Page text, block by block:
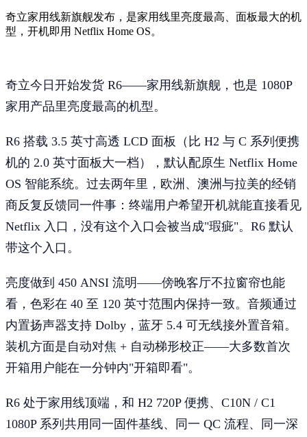
奇立家用线新旗舰发布，是家用线里亮度最高、面板最大的机
型，开机即用 Netflix Home OS。
奇立今日开始发货 R6——家用线新旗舰，也是 1080P
家用产品里亮度最高的机型。
R6 搭载 3.5 英寸高透 LCD 面板（比 H2 与 C 系列便携
机的 2.0 英寸面板大一档），默认配原生 Netflix Home
OS 智能系统。过去两年里，欧洲、澳洲与拉美的经销
商反复反馈同一件事：终端用户希望开机就能直接看见
Netflix 入口，没有这个入口会被当成"瑕疵"。R6 默认
带这个入口。
亮度做到 450 ANSI 流明——傍晚客厅不拉窗帘也能
看，色彩在 40 至 120 英寸范围内保持一致。音频通过
内置扬声器支持 Dolby，蓝牙 5.4 可无线接外置音箱。
装机方面是自动对焦 + 自动梯形校正——大多数首次
开箱用户能在一分钟内"开箱即看"。
R6 处于家用线顶端，和 H2 720P 便携、C10N / C1
1080P 系列共用同一固件基线、同一 QC 流程、同一深